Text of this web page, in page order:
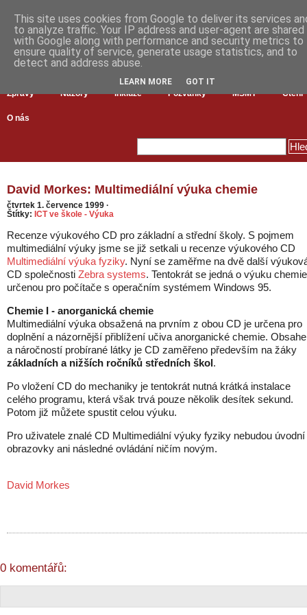
Zprávy Názory Inkluze Pozvánky MŠMT Čtení
O nás
David Morkes: Multimediální výuka chemie
čtvrtek 1. července 1999 ·
Štítky: ICT ve škole - Výuka
Recenze výukového CD pro základní a střední školy. S pojmem
multimediální výuky jsme se již setkali u recenze výukového CD
Multimediální výuka fyziky. Nyní se zaměřme na dvě další
CD společnosti Zebra systems. Tentokrát se jedná o výuku chemie
určenou pro počítače s operačním systémem Windows 95.
Chemie I - anorganická chemie
Multimediální výuka obsažená na prvním z obou CD je určena pro
doplnění a názornější přiblížení učiva anorganické chemie.
a náročností probírané látky je CD zaměřeno především na žáky
základních a nižších ročníků středních škol.
Po vložení CD do mechaniky je tentokrát nutná krátká instalace
celého programu, která však trvá pouze několik desítek sekund.
Potom již můžete spustit celou výuku.
Pro uživatele znalé CD Multimediální výuky fyziky nebudou úvodní
obrazovky ani následné ovládání ničím novým.
David Morkes
0 komentářů:
This site uses cookies from Google to deliver its services
to analyze traffic. Your IP address and user-agent are shared
with Google along with performance and security metrics to
ensure quality of service, generate usage statistics, and to
detect and address abuse.
LEARN MORE GOT IT